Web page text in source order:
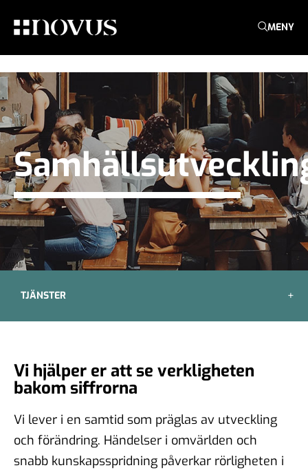
MENY
TJÄNSTER
Vi hjälper er att se verkligheten
bakom siffrorna
Vi lever i en samtid som präglas av utveckling
och förändring. Händelser i omvärlden och
snabb kunskapsspridning påverkar rörligheten i